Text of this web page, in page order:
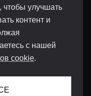
улучшать
контент и
с нашей
cookie.